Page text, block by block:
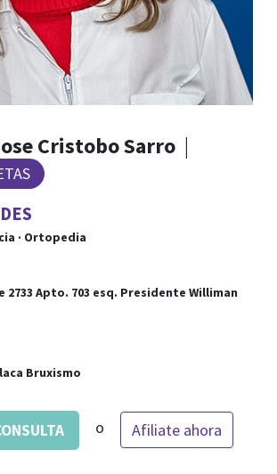
Cristobo Sarro |
· Ortopedia
2733 Apto. 703 esq. Presidente Williman
Bruxismo
o Afiliate ahora